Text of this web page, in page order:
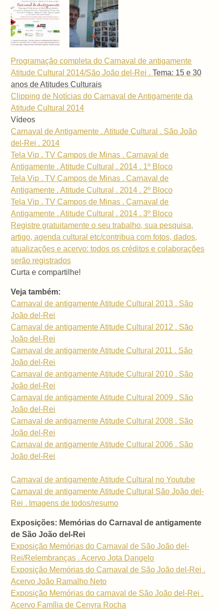
Programação completa do Carnaval de antigamente
Atitude Cultural 2014/São João del-Rei .Tema: 15 e 30
anos de Atitudes Culturais
Clipping de Notícias do Carnaval de Antigamente da
Atitude Cultural 2014
Vídeos
Carnaval de Antigamente . Atitude Cultural . São João
del-Rei . 2014
Tela Vip . TV Campos de Minas . Carnaval de
Antigamente . Atitude Cultural . 2014 . 1º Bloco
Tela Vip . TV Campos de Minas . Carnaval de
Antigamente . Atitude Cultural . 2014 . 2º Bloco
Tela Vip . TV Campos de Minas . Carnaval de
Antigamente . Atitude Cultural . 2014 . 3º Bloco
Registre gratuitamente o seu trabalho, sua pesquisa,
artigo, agenda cultural etc/contribua com fotos, dados,
atualizações e acervo: todos os créditos e colaborações
serão registrados
Curta e compartilhe!
Veja também:
Carnaval de antigamente Atitude Cultural 2013 . São
João del-Rei
Carnaval de antigamente Atitude Cultural 2012 . São
João del-Rei
Carnaval de antigamente Atitude Cultural 2011 . São
João del-Rei
Carnaval de antigamente Atitude Cultural 2010 . São
João del-Rei
Carnaval de antigamente Atitude Cultural 2009 . São
João del-Rei
Carnaval de antigamente Atitude Cultural 2008 . São
João del-Rei
Carnaval de antigamente Atitude Cultural 2006 . São
João del-Rei
Carnaval de antigamente Atitude Cultural no Youtube
Carnaval de antigamente Atitude Cultural São João del-
Rei . Imagens de todos/resumo
Exposições: Memórias do Carnaval de antigamente
de São João del-Rei
Exposição Memórias do Carnaval de São João del-
Rei/Relembranças . Acervo Jota Dangelo
Exposição Memórias do Carnaval de São João del-Rei .
Acervo João Ramalho Neto
Exposição Memórias do carnaval de São João del-Rei .
Acervo Família de Cenyra Rocha